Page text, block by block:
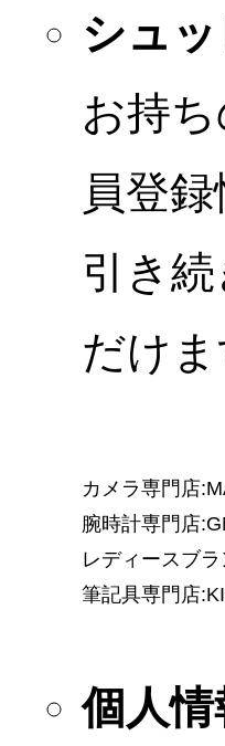
シュ
お持
員登
引き
だけま
カメラ専門店
腕時計専門店
レディースブ
筆記具専門店
個人